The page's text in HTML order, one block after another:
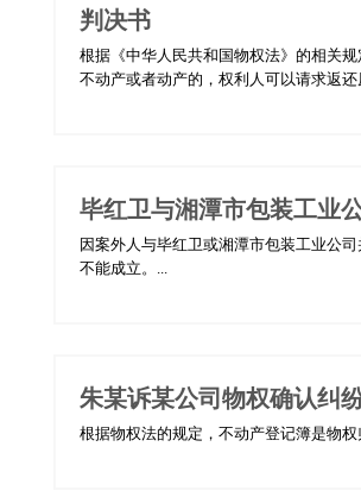
判决书
根据《中华人民共和国物权法》的相关
不动产或者动产的，权利人可以请求返
毕红卫与湘潭市包装工业
因案外人与毕红卫或湘潭市包装工业公
不能成立。...
朱某诉某公司物权确认纠
根据物权法的规定，不动产登记簿是物